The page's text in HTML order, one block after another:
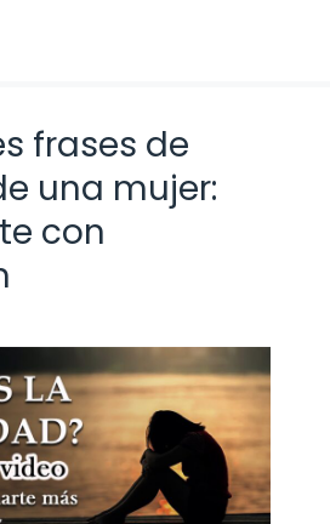
frases de
una mujer:
con